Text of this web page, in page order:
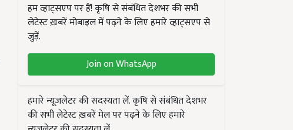
हम व्हाट्सएप पर हैं! कृषि से संबंधित देशभर की सभी
लेटेस्ट ख़बरें मोबाइल में पढ़ने के लिए हमारे व्हाट्सएप से
जुड़ें.
Join on WhatsApp
हमारे न्यूज़लेटर की सदस्यता लें. कृषि से संबंधित देशभर
की सभी लेटेस्ट ख़बरें मेल पर पढ़ने के लिए हमारे